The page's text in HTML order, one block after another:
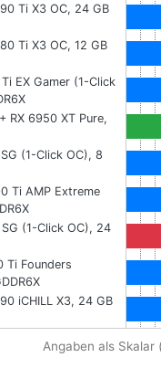
Ti X3 OC, 24 GB
Ti X3 OC, 12 GB
EX Gamer (1-Click
RX 6950 XT Pure,
(1-Click OC), 8
Ti AMP Extreme
(1-Click OC), 24
Ti Founders
iCHILL X3, 24 GB
Angaben als Skalar